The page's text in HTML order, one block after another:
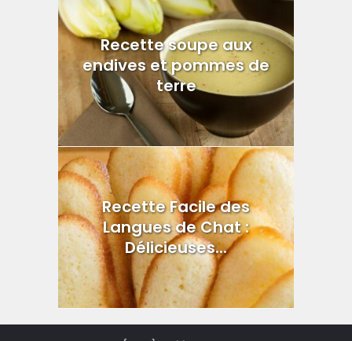
Recette soupe aux
endives et pommes de
terre
Recette Facile des
Langues de Chat :
Délicieuses...